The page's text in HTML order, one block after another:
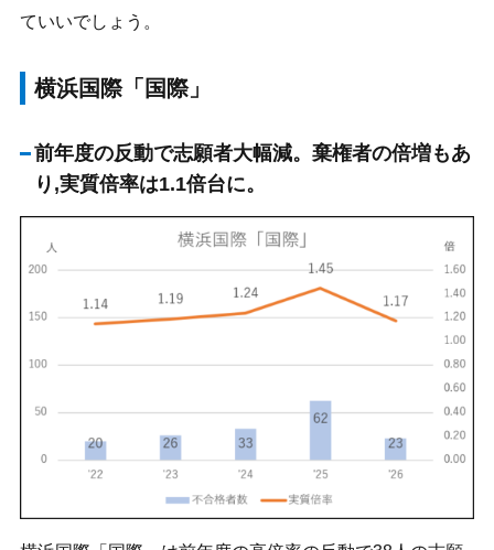
ていいでしょう。
横浜国際「国際」
前年度の反動で志願者大幅減。棄権者の倍増もあ
り,実質倍率は1.1倍台に。